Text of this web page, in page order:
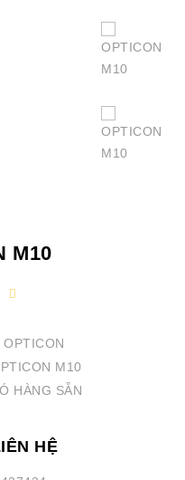
M10
OPTICON
M10
HÀNG SẴN
HỆ